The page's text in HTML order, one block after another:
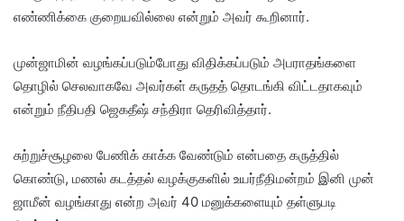
எண்ணிக்கை குறையவில்லை என்றும் அவர் கூறினார்.
முன்ஜாமின் வழங்கப்படும்போது விதிக்கப்படும் அபராதங்களை
தொழில் செலவாகவே அவர்கள் கருதத் தொடங்கி விட்டதாகவும்
என்றும் நீதிபதி ஜெகதீஷ் சந்திரா தெரிவித்தார்.
சுற்றுச்சூழலை பேணிக் காக்க வேண்டும் என்பதை கருத்தில்
கொண்டு, மணல் கடத்தல் வழக்குகளில் உயர்நீதிமன்றம் இனி முன்
ஜாமீன் வழங்காது என்ற அவர் 40 மனுக்களையும் தள்ளுபடி